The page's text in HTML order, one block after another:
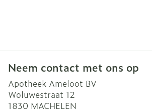
Neem contact met ons op
Apotheek Ameloot BV
Woluwestraat 12
1830 MACHELEN